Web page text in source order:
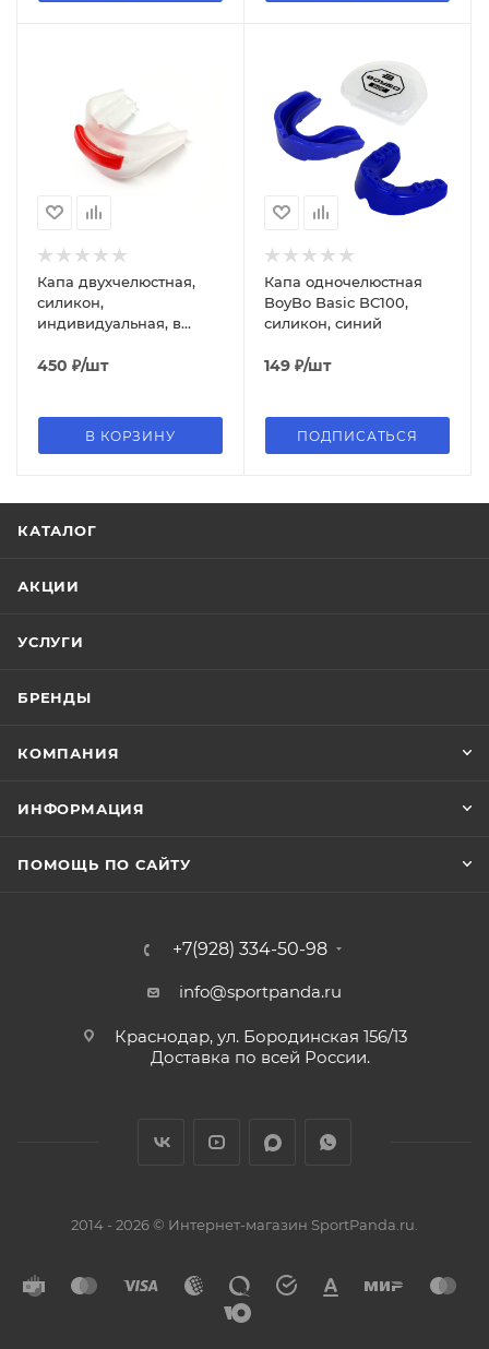
Капа двухчелюстная,
силикон,
индивидуальная, в
450 ₽/шт
В КОРЗИНУ
Капа одночелюстная
BoyBo Basic BC100,
силикон, синий
149 ₽/шт
ПОДПИСАТЬСЯ
КАТАЛОГ
АКЦИИ
УСЛУГИ
БРЕНДЫ
КОМПАНИЯ
ИНФОРМАЦИЯ
ПОМОЩЬ ПО САЙТУ
+7(928) 334-50-98
info@sportpanda.ru
Краснодар, ул. Бородинская 156/13
Доставка по всей России.
2014 - 2026 © Интернет-магазин SportPanda.ru.